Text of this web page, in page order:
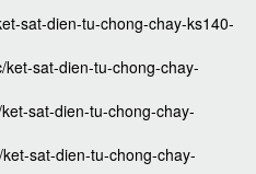
sat-dien-tu-chong-chay-ks140-
sat-dien-tu-chong-chay-
sat-dien-tu-chong-chay-
sat-dien-tu-chong-chay-